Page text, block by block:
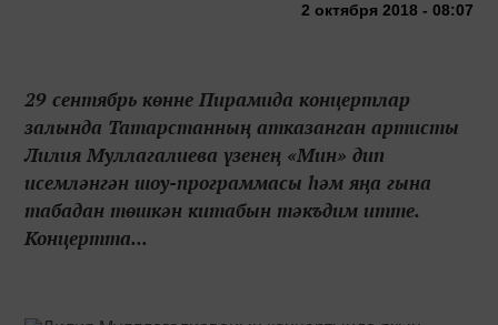
2 октября 2018 - 08:07
29 сентябрь көнне Пирамида концертлар
залында Татарстанның атказанган артисты
Лилия Муллагалиева үзенең «Мин» дип
исемләнгән шоу-программасы һәм яңа гына
табадан төшкән китабын тәкъдим итте.
Концертта...